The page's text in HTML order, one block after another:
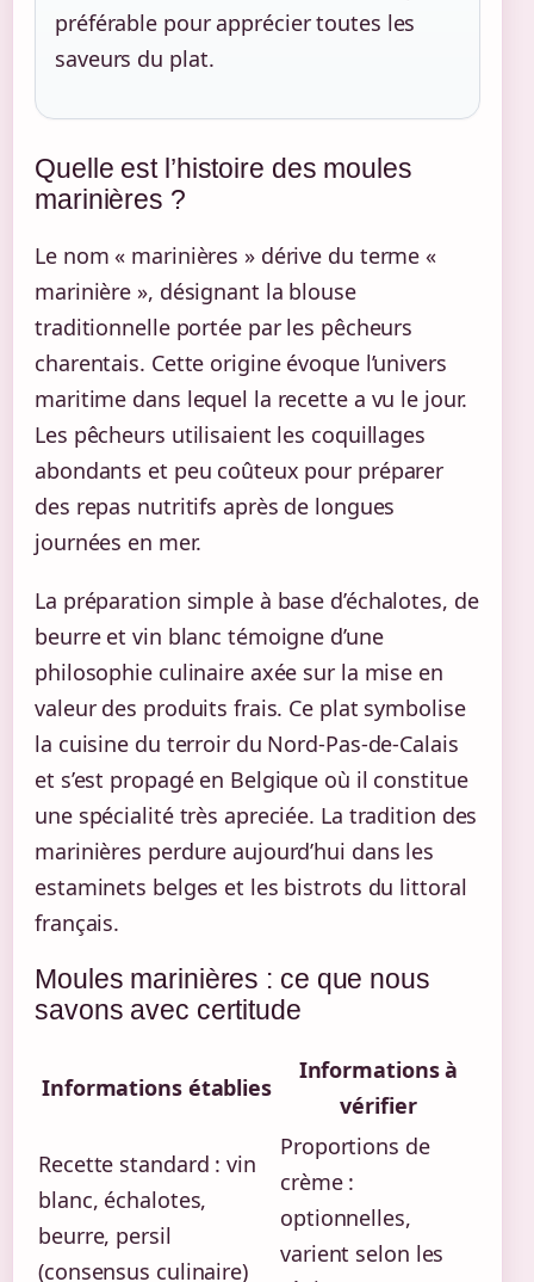
préférable pour apprécier toutes les
saveurs du plat.
Quelle est l’histoire des moules
marinières ?
Le nom « marinières » dérive du terme «
marinière », désignant la blouse
traditionnelle portée par les pêcheurs
charentais. Cette origine évoque l’univers
maritime dans lequel la recette a vu le jour.
Les pêcheurs utilisaient les coquillages
abondants et peu coûteux pour préparer
des repas nutritifs après de longues
journées en mer.
La préparation simple à base d’échalotes, de
beurre et vin blanc témoigne d’une
philosophie culinaire axée sur la mise en
valeur des produits frais. Ce plat symbolise
la cuisine du terroir du Nord-Pas-de-Calais
et s’est propagé en Belgique où il constitue
une spécialité très apreciée. La tradition des
marinières perdure aujourd’hui dans les
estaminets belges et les bistrots du littoral
français.
Moules marinières : ce que nous
savons avec certitude
Informations établies
Informations à
vérifier
Recette standard : vin
blanc, échalotes,
beurre, persil
(consensus culinaire)
Proportions de
crème :
optionnelles,
varient selon les